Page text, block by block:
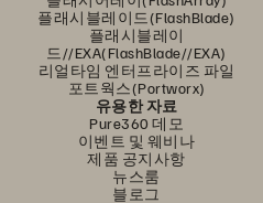
플래시블레이드(FlashBlade)
플래시블레이
드//EXA(FlashBlade//EXA)
리얼타임 엔터프라이즈 파일
포트웍스(Portworx)
유용한 자료
Pure360 데모
이벤트 및 웨비나
제품 공지사항
뉴스룸
블로그